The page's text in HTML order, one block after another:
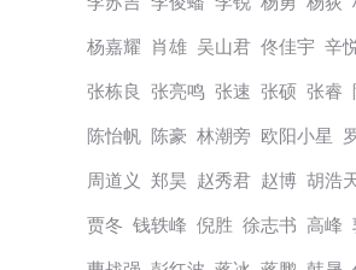
杨嘉耀 肖雄 吴山君 佟佳宇 辛
张栋良 张亮鸣 张速 张硕 张睿
陈怡帆 陈豪 林潮旁 欧阳小星
周道义 郑昊 赵秀君 赵博 胡浩
贾冬 钱轶峰 倪胜 徐志书 高峰